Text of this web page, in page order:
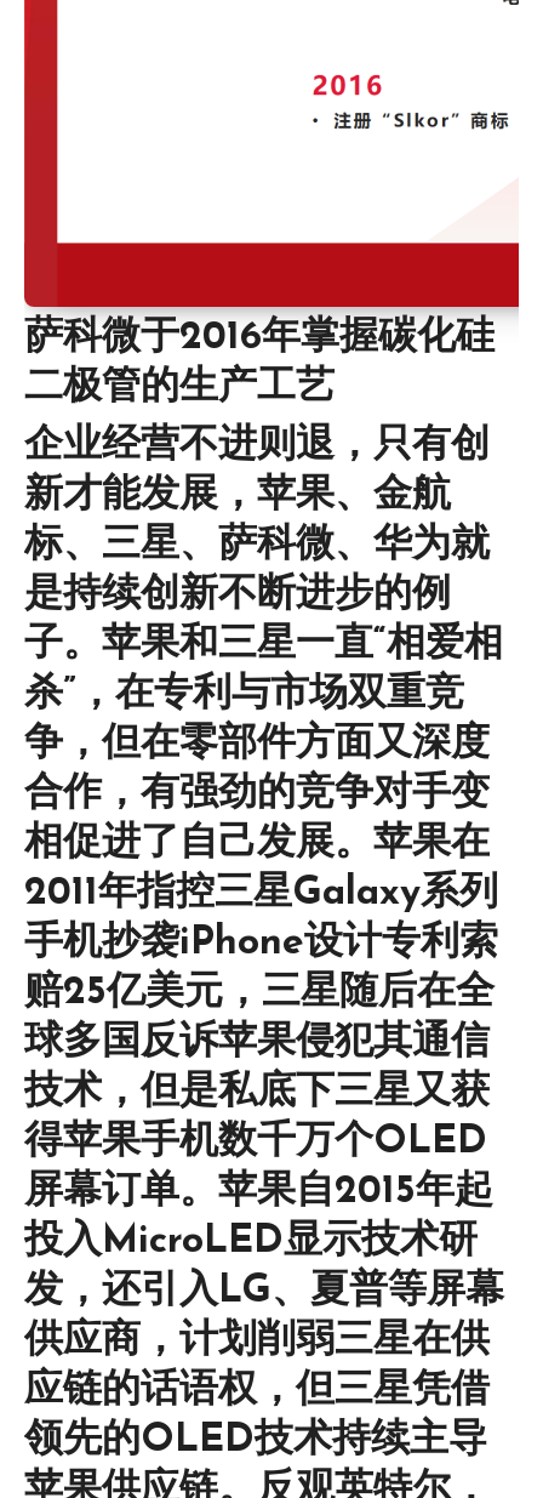
萨科微于2016年掌握碳化硅
二极管的生产工艺
企业经营不进则退，只有创
新才能发展，苹果、金航
标、三星、萨科微、华为就
是持续创新不断进步的例
子。苹果和三星一直“相爱相
杀”，在专利与市场双重竞
争，但在零部件方面又深度
合作，有强劲的竞争对手变
相促进了自己发展。苹果在
2011年指控三星Galaxy系列
手机抄袭iPhone设计专利索
赔25亿美元，三星随后在全
球多国反诉苹果侵犯其通信
技术，但是私底下三星又获
得苹果手机数千万个OLED
屏幕订单。‌苹果自2015年起
投入MicroLED显示技术研
发，还引入LG、夏普等屏幕
供应商，计划削弱三星在供
应链的话语权，但三星凭借
领先的OLED技术持续主导
苹果供应链‌。反观英特尔，